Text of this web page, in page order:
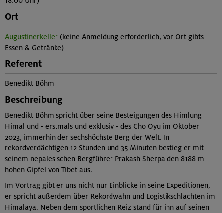
Ort
Augustinerkeller (keine Anmeldung erforderlich, vor Ort gibts
Essen & Getränke)
Referent
Benedikt Böhm
Beschreibung
Benedikt Böhm spricht über seine Besteigungen des Himlung
Himal und - erstmals und exklusiv - des Cho Oyu im Oktober
2023, immerhin der sechshöchste Berg der Welt. In
rekordverdächtigen 12 Stunden und 35 Minuten bestieg er mit
seinem nepalesischen Bergführer Prakash Sherpa den 8188 m
hohen Gipfel von Tibet aus.
Im Vortrag gibt er uns nicht nur Einblicke in seine Expeditionen,
er spricht außerdem über Rekordwahn und Logistikschlachten im
Himalaya. Neben dem sportlichen Reiz stand für ihn auf seinen